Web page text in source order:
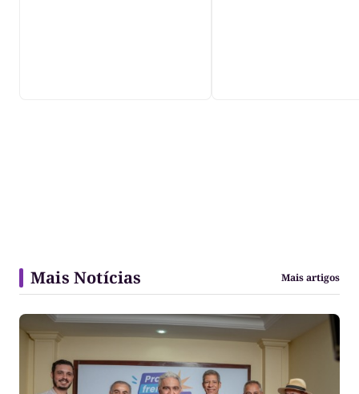
Mais Notícias Mais artigos